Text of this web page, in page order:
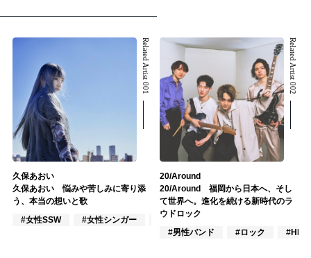
Related Artist 001
久保あおい
久保あおい 悩みや苦しみに寄り添
う、本当の想いと歌
#女性SSW
#女性シンガー #J-POP
Related Artist 002
20/Around
20/Around 福岡から日本へ、そし
て世界へ。進化を続ける新時代のラ
ウドロック
#男性バンド
#ロック #HR/